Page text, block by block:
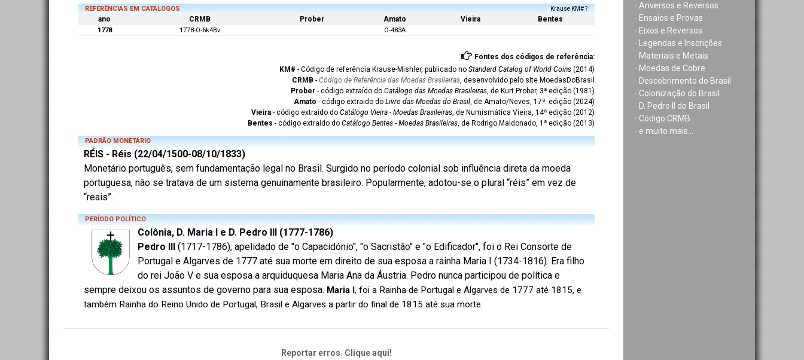
- Anversos e Reversos
- Ensaios e Provas
- Eixos e Reversos
-
Legendas e Inscrições
- Materiais e Metais
- Moedas de Cobre
- Descobrimento do Brasil
- Colonização do Brasil
- D. Pedro II do Brasil
- Código CRMB
- e muito mais...
REFERÊNCIAS EM CATÁLOGOS Krause KM# ?
ano CRMB Prober Amato Vieira Bentes
1778 1778-O-6k4Bv O-483A
Fontes dos códigos de referência:
KM# - Código de referência Krause-Mishler, publicado no Standard Catalog of World Coins (2014)
CRMB - Código de Referência das Moedas Brasileiras, desenvolvido pelo site MoedasDoBrasil
Prober - código extraído do Catálogo das Moedas Brasileiras, de Kurt Prober, 3ª edição (1981)
Amato - código extraido do Livro das Moedas do Brasil, de Amato/Neves, 17ª. edição (2024)
Vieira - código extraido do Catálogo Vieira - Moedas Brasileiras, de Numismática Vieira, 14ª edição (2012)
Bentes - código extraido do Catálogo Bentes - Moedas Brasileiras, de Rodrigo Maldonado, 1ª edição (2013)
PADRÃO MONETÁRIO
RÉIS - Réis (22/04/1500-08/10/1833)
Monetário português, sem fundamentação legal no Brasil. Surgido no período colonial sob influência direta da moeda
portuguesa, não se tratava de um sistema genuinamente brasileiro. Popularmente, adotou-se o plural “réis” em vez de
“reais”.
PERÍODO POLÍTICO
Colônia, D. Maria I e D. Pedro III (1777-1786)
Pedro III (1717-1786), apelidado de "o Capacidónio", "o Sacristão" e "o Edificador", foi o Rei Consorte de
Portugal e Algarves de 1777 até sua morte em direito de sua esposa a rainha Maria I (1734-1816). Era filho
do rei João V e sua esposa a arquiduquesa Maria Ana da Áustria. Pedro nunca participou de política e
sempre deixou os assuntos de governo para sua esposa. Maria I, foi a Rainha de Portugal e Algarves de 1777 até 1815, e
também Rainha do Reino Unido de Portugal, Brasil e Algarves a partir do final de 1815 até sua morte.
Reportar erros. Clique aqui!